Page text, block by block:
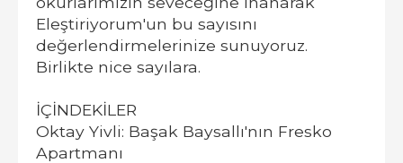
Eleştiriyorum'un bu sayısını
değerlendirmelerinize sunuyoruz.
Birlikte nice sayılara.
İÇİNDEKİLER
Oktay Yivli: Başak Baysallı'nın Fresko
Apartmanı